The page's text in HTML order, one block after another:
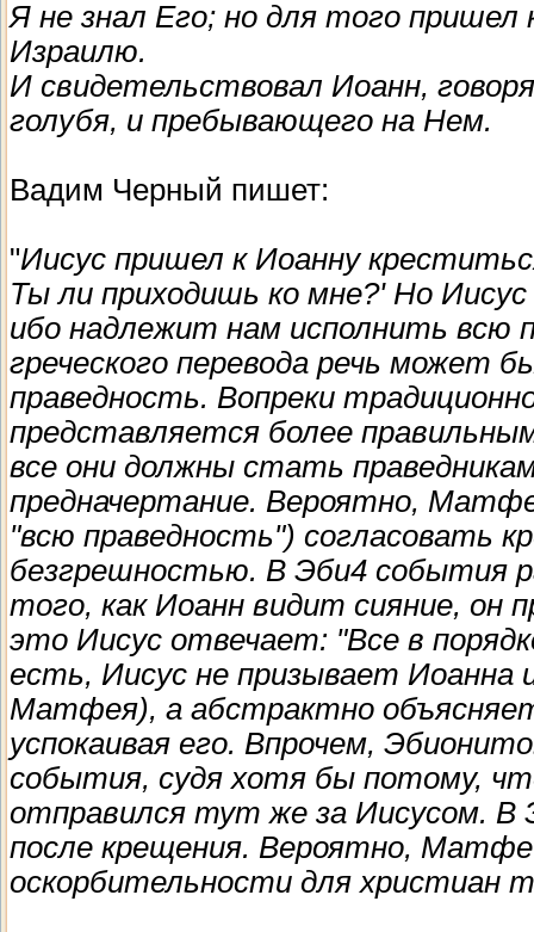
Я не знал Его; но для того
Израилю.
И свидетельствовал Иоанн,
голубя, и пребывающего на Нем.
Вадим Черный пишет:
"Иисус пришел к Иоанну
Ты ли приходишь ко мне?' Но
ибо надлежит нам исполнить всю
греческого перевода речь может
праведность. Вопреки
представляется более
все они должны стать
предначертание. Вероятно,
"всю праведность") согласовать
безгрешностью. В Эби4 события
того, как Иоанн видит сияние, он
это Иисус отвечает: "Все в
есть, Иисус не призывает Иоанна
Матфея), а абстрактно
успокаивая его. Впрочем,
события, судя хотя бы потому,
отправился тут же за Иисусом. В
после крещения. Вероятно,
оскорбительности для христиан